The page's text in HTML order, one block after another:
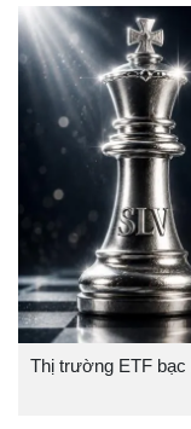
Thị trường ETF bạc